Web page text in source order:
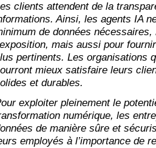
clients attendent de la
Ainsi, les agents IA
de données
mais aussi pour
pertinents. Les organisations
mieux satisfaire leurs
et durables.
exploiter pleinement le
numérique, les
de manière sûre et
employés à l’importance de